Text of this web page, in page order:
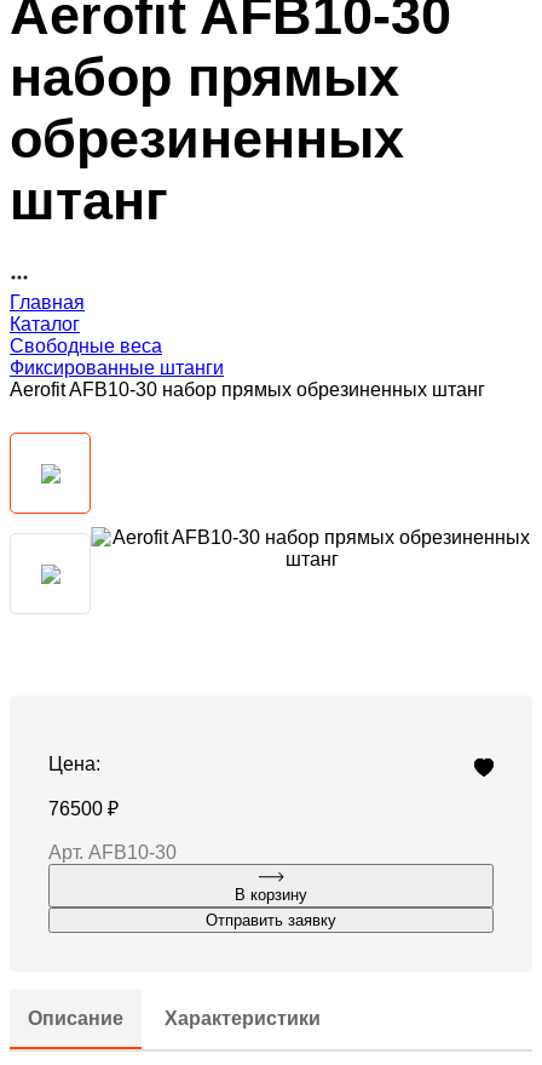
Aerofit AFB10-30
набор прямых
обрезиненных
штанг
Главная
Каталог
Свободные веса
Фиксированные штанги
Aerofit AFB10-30 набор прямых обрезиненных штанг
Цена:
76500 ₽
Арт. AFB10-30
В корзину
Отправить заявку
Описание Характеристики